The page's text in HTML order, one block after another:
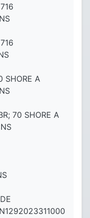
SHORE A
70 SHORE A